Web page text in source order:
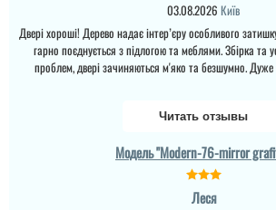
03.08.2026 Київ
Двері хороші! Дерево надає інтер’єру особливого
гарно поєднується з підлогою та меблями. Збірка та
проблем, двері зачиняються м'яко та безшумно. Дуже
Читать отзывы
Модель "Modern-76-mirror
Леся